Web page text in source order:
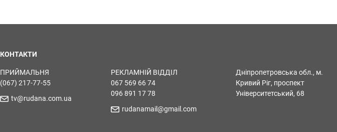
КОНТАКТИ
ПРИЙМАЛЬНЯ
(067) 217-77-55
tv@rudana.com.ua
РЕКЛАМНІЙ ВІДДІЛ
067 569 66 74
096 891 17 78
rudanamail@gmail.com
Дніпропетровська обл., м.
Кривий Ріг, проспект
Університетський, 68